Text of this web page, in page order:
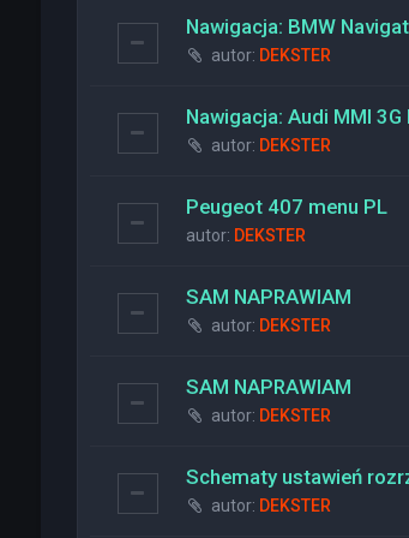
Nawigacja: BMW
autor: DEKSTER
Nawigacja: Audi MMI 3G
autor: DEKSTER
Peugeot 407 menu PL
autor: DEKSTER
SAM NAPRAWIAM
autor: DEKSTER
SAM NAPRAWIAM
autor: DEKSTER
Schematy ustawień
autor: DEKSTER